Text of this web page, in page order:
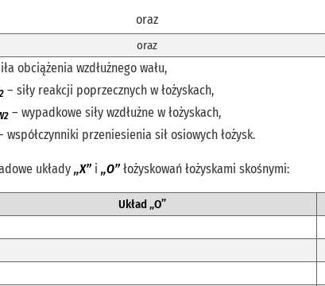
oraz
oraz
obciążenia wzdłużnego wału,
– siły reakcji poprzecznych w łożyskach,
– wypadkowe siły wzdłużne w łożyskach,
współczynniki przeniesienia sił osiowych łożysk.
układy „X” i „O” łożyskowań łożyskami skośnymi:
Układ „O”